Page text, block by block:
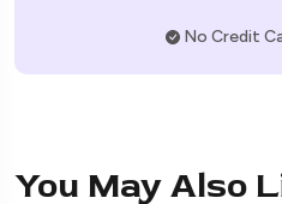
No Credit
You May Also